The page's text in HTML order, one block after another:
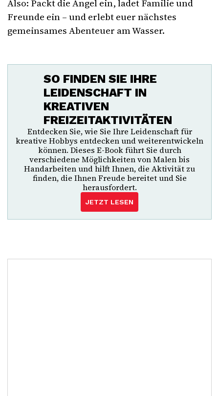
Also: Packt die Angel ein, ladet Familie und
Freunde ein – und erlebt euer nächstes
gemeinsames Abenteuer am Wasser.
SO FINDEN SIE IHRE
LEIDENSCHAFT IN
KREATIVEN
FREIZEITAKTIVITÄTEN
Entdecken Sie, wie Sie Ihre Leidenschaft für
kreative Hobbys entdecken und weiterentwickeln
können. Dieses E-Book führt Sie durch
verschiedene Möglichkeiten von Malen bis
Handarbeiten und hilft Ihnen, die Aktivität zu
finden, die Ihnen Freude bereitet und Sie
herausfordert.
JETZT LESEN